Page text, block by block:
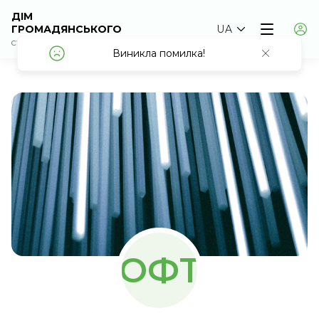
ДІМ
ГРОМАДЯНСЬКОГО
СУСПІЛЬСТВА
UA
Виникла помилка!
ОФТ
Виникла помилка!